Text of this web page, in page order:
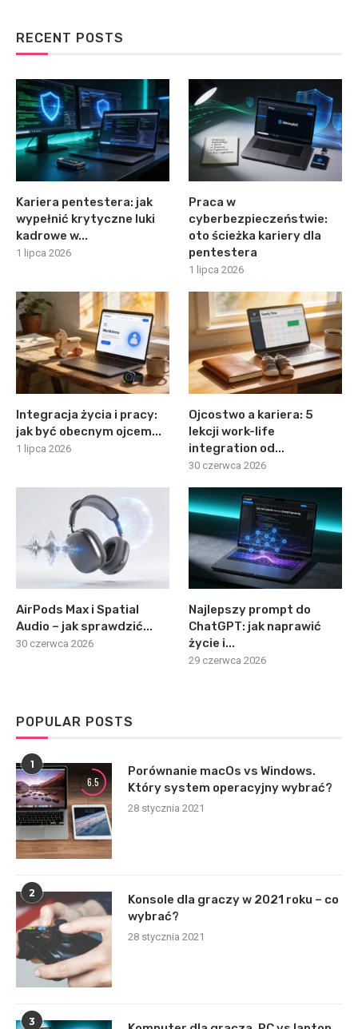
RECENT POSTS
Kariera pentestera: jak
wypełnić krytyczne luki
kadrowe w...
1 lipca 2026
Praca w
cyberbezpieczeństwie:
oto ścieżka kariery dla
pentestera
1 lipca 2026
Integracja życia i pracy:
jak być obecnym ojcem...
1 lipca 2026
Ojcostwo a kariera: 5
lekcji work-life
integration od...
30 czerwca 2026
AirPods Max i Spatial
Audio – jak sprawdzić...
30 czerwca 2026
Najlepszy prompt do
ChatGPT: jak naprawić
życie i...
29 czerwca 2026
POPULAR POSTS
1
6.5
Porównanie macOs vs Windows.
Który system operacyjny wybrać?
28 stycznia 2021
2
Konsole dla graczy w 2021 roku – co
wybrać?
28 stycznia 2021
3